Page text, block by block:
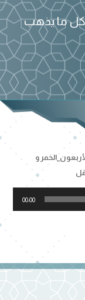
و كل ما يذهب
و
00:00